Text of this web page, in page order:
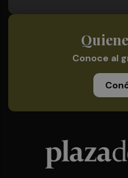
Conoce al